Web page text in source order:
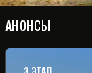
АНОНСЫ